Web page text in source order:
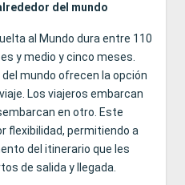
del mundo
al Mundo dura entre 110
y medio y cinco meses.
mundo ofrecen la opción
Los viajeros embarcan
en otro. Este
flexibilidad, permitiendo a
del itinerario que les
de salida y llegada.